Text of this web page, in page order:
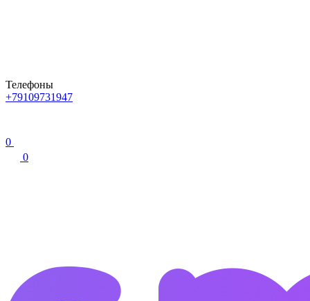
Телефоны
+79109731947
0
0